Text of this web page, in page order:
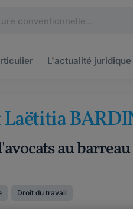
L'actualité juridique
au
Droit du travail